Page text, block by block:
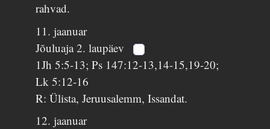
rahvad.
11. jaanuar
Jõuluaja 2. laupäev
1Jh 5:5-13; Ps 147:12-13,14-15,19-20;
Lk 5:12-16
R: Ülista, Jeruusalemm, Issandat.
12. jaanuar